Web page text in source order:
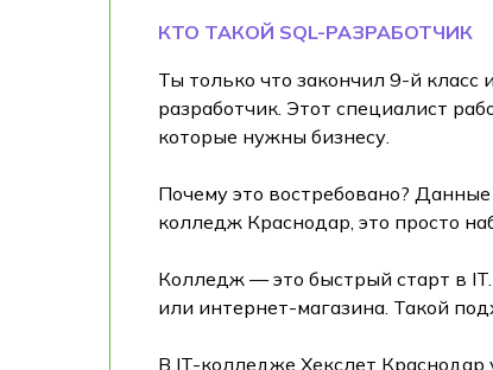
КТО ТАКОЙ SQL-РАЗРАБОТЧИК
Ты только что закончил 9-й
разработчик. Этот специалист
которые нужны бизнесу.
Почему это востребовано?
колледж Краснодар, это просто
Колледж — это быстрый старт в
или интернет-магазина. Такой
В IT-колледже Хекслет Краснодар